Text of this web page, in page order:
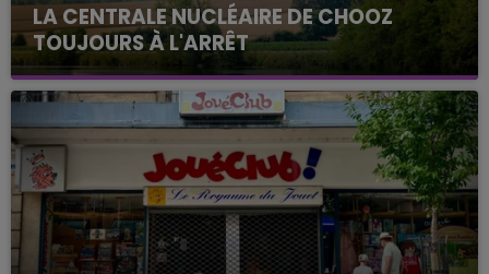
LA CENTRALE NUCLÉAIRE DE CHOOZ
TOUJOURS À L'ARRÊT
Cela fait déjà une semaine que la centrale
nucléaire ardennaise est à l'arrêt. Une situation
justifiée par la sécheresse intense qui est toujours
présente.